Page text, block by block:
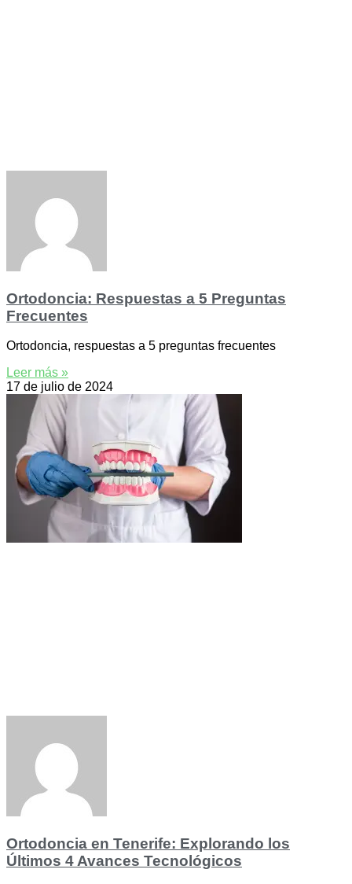
Ortodoncia: Respuestas a 5 Preguntas
Frecuentes
Ortodoncia, respuestas a 5 preguntas frecuentes
Leer más »
17 de julio de 2024
Ortodoncia en Tenerife: Explorando los
Últimos 4 Avances Tecnológicos